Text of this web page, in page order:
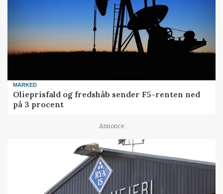
MARKED
Olieprisfald og fredshåb sender F5-renten ned
på 3 procent
Annonce